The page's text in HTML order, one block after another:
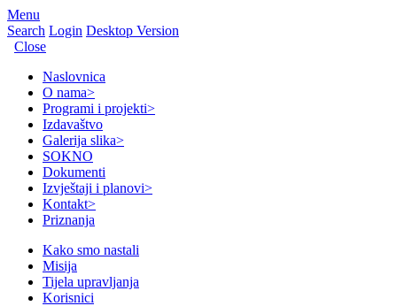
Menu
Search Login Desktop Version
Close
Naslovnica
O nama>
Programi i projekti>
Izdavaštvo
Galerija slika>
SOKNO
Dokumenti
Izvještaji i planovi>
Kontakt>
Priznanja
Kako smo nastali
Misija
Tijela upravljanja
Korisnici